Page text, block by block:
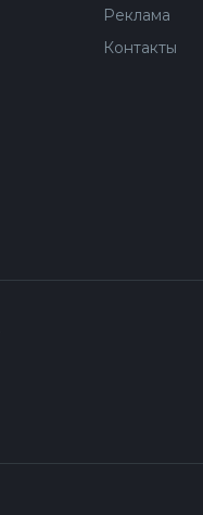
Реклама
Контакты